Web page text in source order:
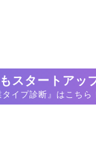
スタートアッ
イプ診断』はこちら